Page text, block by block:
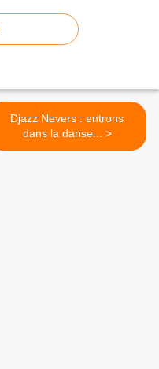
Djazz Nevers : entrons
dans la danse... >